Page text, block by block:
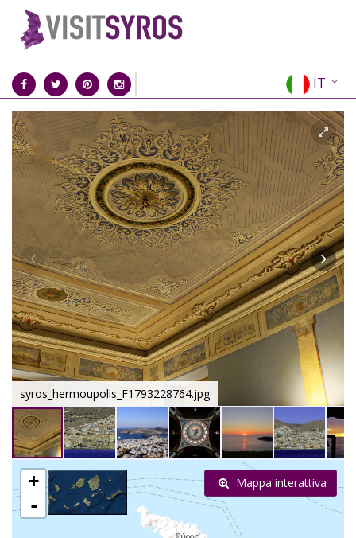
IT
EN
EL
FR
DE
ES
RU
CN
syros_hermoupolis_F1793228764.jpg
+
-
Mappa interattiva